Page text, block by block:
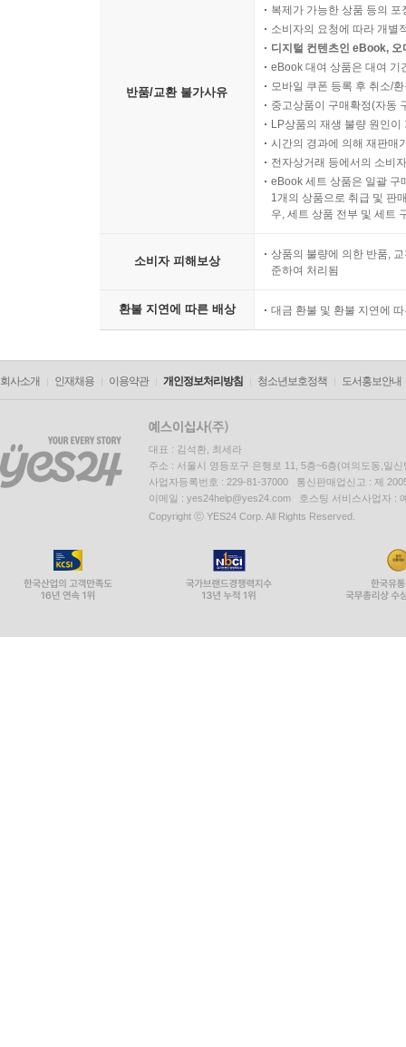
반품/교환 불가사유
복제가 가능한 상품 등의
소비자의 요청에 따라 개별
디지털 컨텐츠인 eBook,
eBook 대여 상품은 대여 기
모바일 쿠폰 등록 후 취소/
중고상품이 구매확정(자동
LP상품의 재생 불량 원인
시간의 경과에 의해 재판매
전자상거래 등에서의 소비
eBook 세트 상품은 일괄 구
1개의 상품으로 취급 및 판
우, 세트 상품 전부 및 세트
소비자 피해보상
상품의 불량에 의한 반품,
준하여 처리됨
환불 지연에 따른 배상 대금 환불 및 환불 지연에
회사소개 인재채용 이용약관 개인정보처리방침 청소년보호정책 도서홍보안내
대표 : 김석환, 최세라
주소 : 서울시 영등포구 은행로 11, 5층~6층(여의도동,일신
사업자등록번호 : 229-81-37000 통신판매업신고 : 제
이메일 : yes24help@yes24.com 호스팅 서비스사업자 :
Copyright ⓒ YES24 Corp. All Rights Reserved.